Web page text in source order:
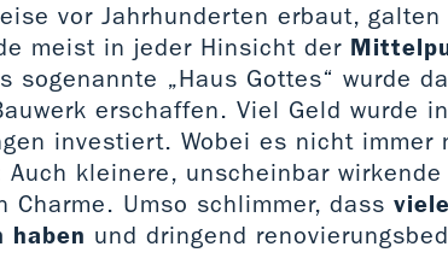
vor Jahrhunderten erbaut,
meist in jeder Hinsicht der
sogenannte „Haus Gottes“ wurde
erschaffen. Viel Geld wurde
investiert. Wobei es nicht immer
Auch kleinere, unscheinbar
Charme. Umso schlimmer, dass
haben und dringend